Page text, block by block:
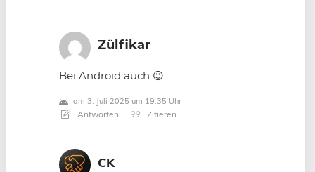
Zülfikar
Bei Android auch 😉
am 3. Juli 2025 um 19:35 Uhr
Antworten Zitieren
CK